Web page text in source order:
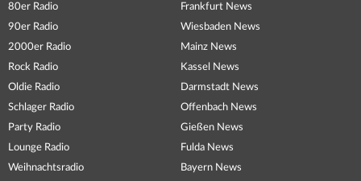
80er Radio
90er Radio
2000er Radio
Rock Radio
Oldie Radio
Schlager Radio
Party Radio
Lounge Radio
Weihnachtsradio
Frankfurt News
Wiesbaden News
Mainz News
Kassel News
Darmstadt News
Offenbach News
Gießen News
Fulda News
Bayern News